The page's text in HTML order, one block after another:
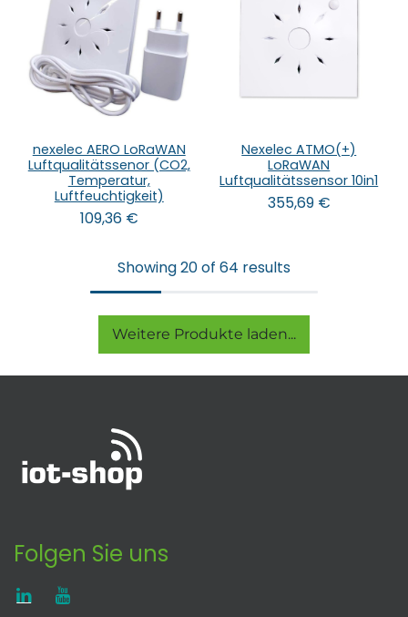
nexelec AERO LoRaWAN
Luftqualitätssenor (CO2,
Temperatur,
Luftfeuchtigkeit)
109,36€
Nexelec ATMO(+)
LoRaWAN
Luftqualitätssensor 10in1
355,69€
Showing 20 of 64 results
Weitere Produkte laden...
Folgen Sie uns